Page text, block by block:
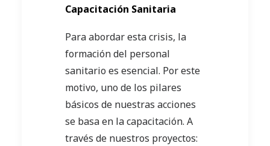
Capacitación Sanitaria
Para abordar esta crisis, la
formación del personal
sanitario es esencial. Por este
motivo, uno de los pilares
básicos de nuestras acciones
se basa en la capacitación. A
través de nuestros proyectos: